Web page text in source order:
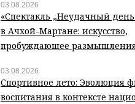
03.08.2026
«Спектакль „Неудачный
в Ачхой-Мартане: искусство,
пробуждающее
03.08.2026
Спортивное лето: Эволюция
воспитания в контексте